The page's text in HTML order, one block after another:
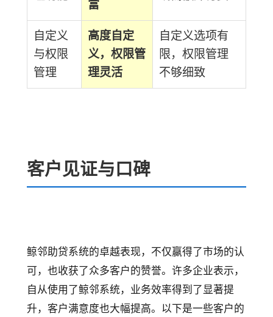
富
自定义
与权限
管理
高度自定
义，权限管
理灵活
自定义选项有
限，权限管理
不够细致
客户见证与口碑
鲸邻助贷系统的卓越表现，不仅赢得了市场的认
可，也收获了众多客户的赞誉。许多企业表示，
自从使用了鲸邻系统，业务效率得到了显著提
升，客户满意度也大幅提高。以下是一些客户的